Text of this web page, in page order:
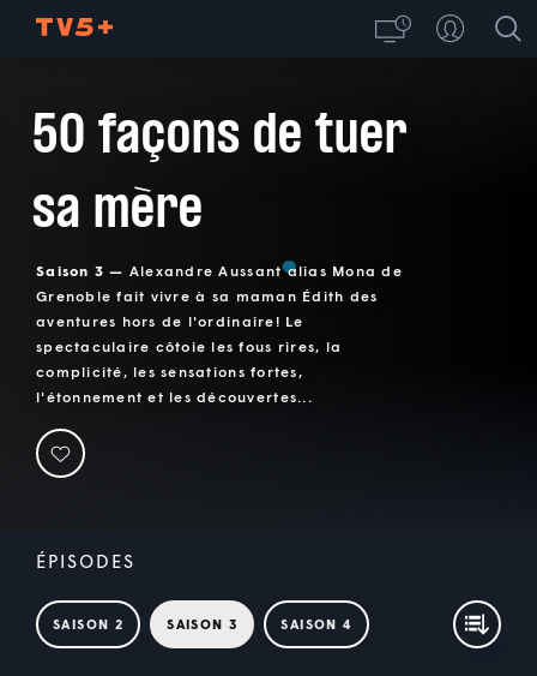
50 façons de tuer
sa mère
Saison 3 — Alexandre Aussant alias Mona de
Grenoble fait vivre à sa maman Édith des
aventures hors de l'ordinaire! Le
spectaculaire côtoie les fous rires, la
complicité, les sensations fortes,
l'étonnement et les découvertes...
ÉPISODES
SAISON 2 SAISON 3 SAISON 4